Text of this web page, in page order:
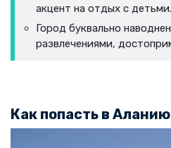
акцент на отдых с детьми.
Город буквально
развлечениями,
Как попасть в Аланию